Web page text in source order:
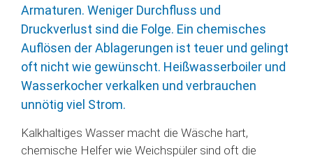
Armaturen. Weniger Durchfluss und
Druckverlust sind die Folge. Ein chemisches
Auflösen der Ablagerungen ist teuer und gelingt
oft nicht wie gewünscht. Heißwasserboiler und
Wasserkocher verkalken und verbrauchen
unnötig viel Strom.
Kalkhaltiges Wasser macht die Wäsche hart,
chemische Helfer wie Weichspüler sind oft die